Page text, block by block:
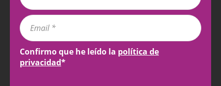
Confirmo que he leído la política de
privacidad*